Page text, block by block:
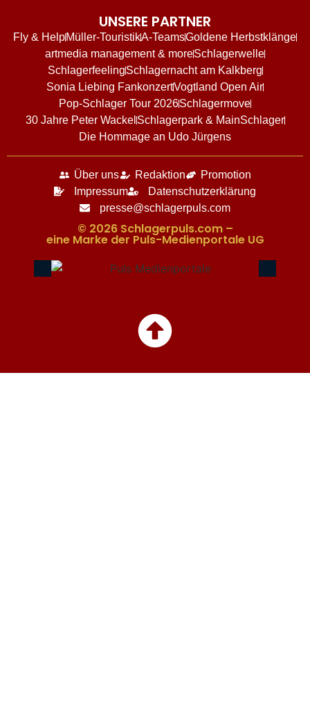
UNSERE PARTNER
Fly & HelpMüller-TouristikA-TeamsGoldene Herbstklänge
artmedia management & moreSchlagerwelle
SchlagerfeelingSchlagernacht am Kalkberg
Sonia Liebing FankonzertVogtland Open Air
Pop-Schlager Tour 2026Schlagermove
30 Jahre Peter Wackel Schlagerpark & MainSchlager
Die Hommage an Udo Jürgens
Über uns Redaktion
Promotion
Impressum
Datenschutzerklärung
presse@schlagerpuls.com
© 2026 Schlagerpuls.com –
eine Marke der Puls-Medienportale UG​